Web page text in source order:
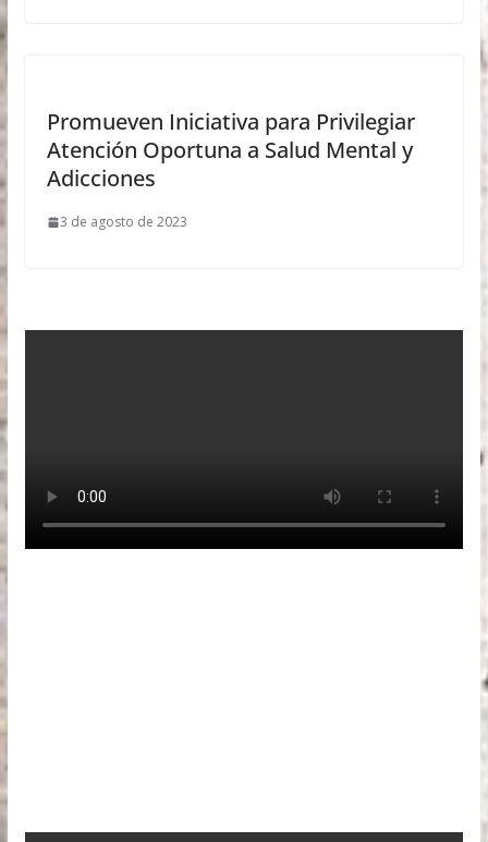
Promueven Iniciativa para Privilegiar
Atención Oportuna a Salud Mental y
Adicciones
3 de agosto de 2023